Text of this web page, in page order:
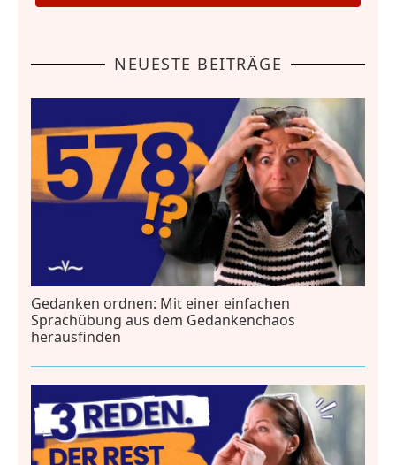
NEUESTE BEITRÄGE
Gedanken ordnen: Mit einer einfachen
Sprachübung aus dem Gedankenchaos
herausfinden